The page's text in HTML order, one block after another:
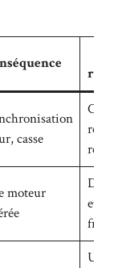
casse
moteur
et